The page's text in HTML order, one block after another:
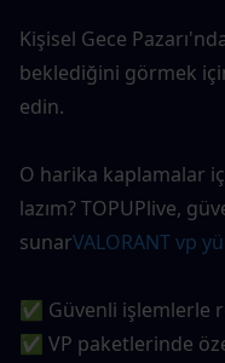
Kişisel Gece
beklediğini görmek
edin.
O harika kaplamalar
lazım? TOPUPlive,
sunarVALORANT vp
✅ Güvenli işlemlerle
✅ VP paketlerinde